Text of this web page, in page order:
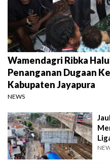
Wamendagri Ribka
Penanganan Dugaan
Kabupaten Jayapura
NEWS